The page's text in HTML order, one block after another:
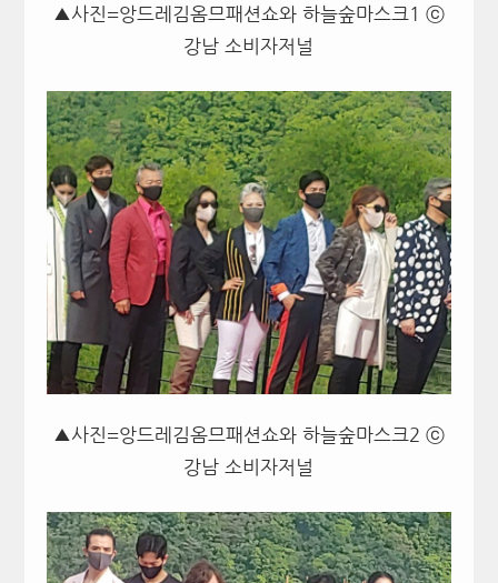
▲사진=앙드레김옴므패션쇼와 하늘숲마스크1 ⓒ
강남 소비자저널
▲사진=앙드레김옴므패션쇼와 하늘숲마스크2 ⓒ
강남 소비자저널